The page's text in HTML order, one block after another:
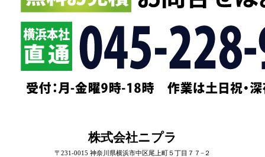
株式会社ニプラ
〒231-0015 神奈川県横浜市中区尾上町５丁目７７−２